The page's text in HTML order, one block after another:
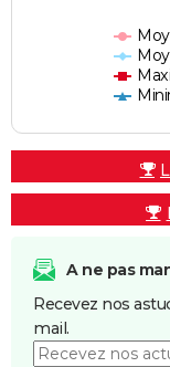
A ne pas
Recevez nos
mail.